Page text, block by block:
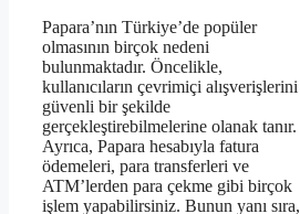
Papara’nın Türkiye’de popüler
olmasının birçok nedeni
bulunmaktadır. Öncelikle,
kullanıcıların çevrimiçi alışverişlerini
güvenli bir şekilde
gerçekleştirebilmelerine olanak tanır.
Ayrıca, Papara hesabıyla fatura
ödemeleri, para transferleri ve
ATM’lerden para çekme gibi birçok
işlem yapabilirsiniz. Bunun yanı sıra,